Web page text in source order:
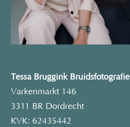
Tessa Bruggink Bruidsfotografie
Varkenmarkt 146
3311 BR Dordrecht
KVK: 62435442